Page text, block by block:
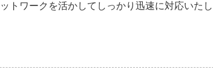
トワークを活かしてしっかり迅速に対応いたし